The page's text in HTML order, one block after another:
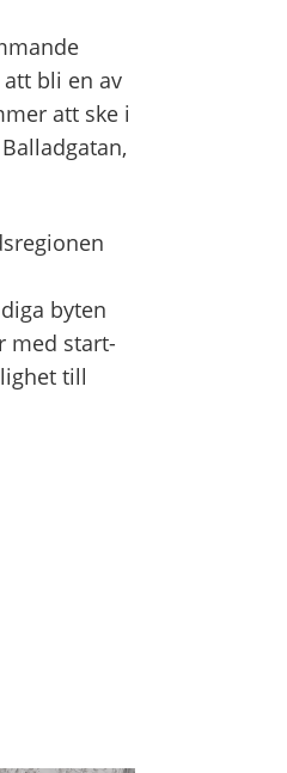
bli en av
att ske i
byten
med start-
till